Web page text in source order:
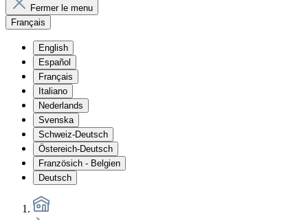
Fermer le menu
Français
English
Español
Français
Italiano
Nederlands
Svenska
Schweiz-Deutsch
Östereich-Deutsch
Französich - Belgien
Deutsch